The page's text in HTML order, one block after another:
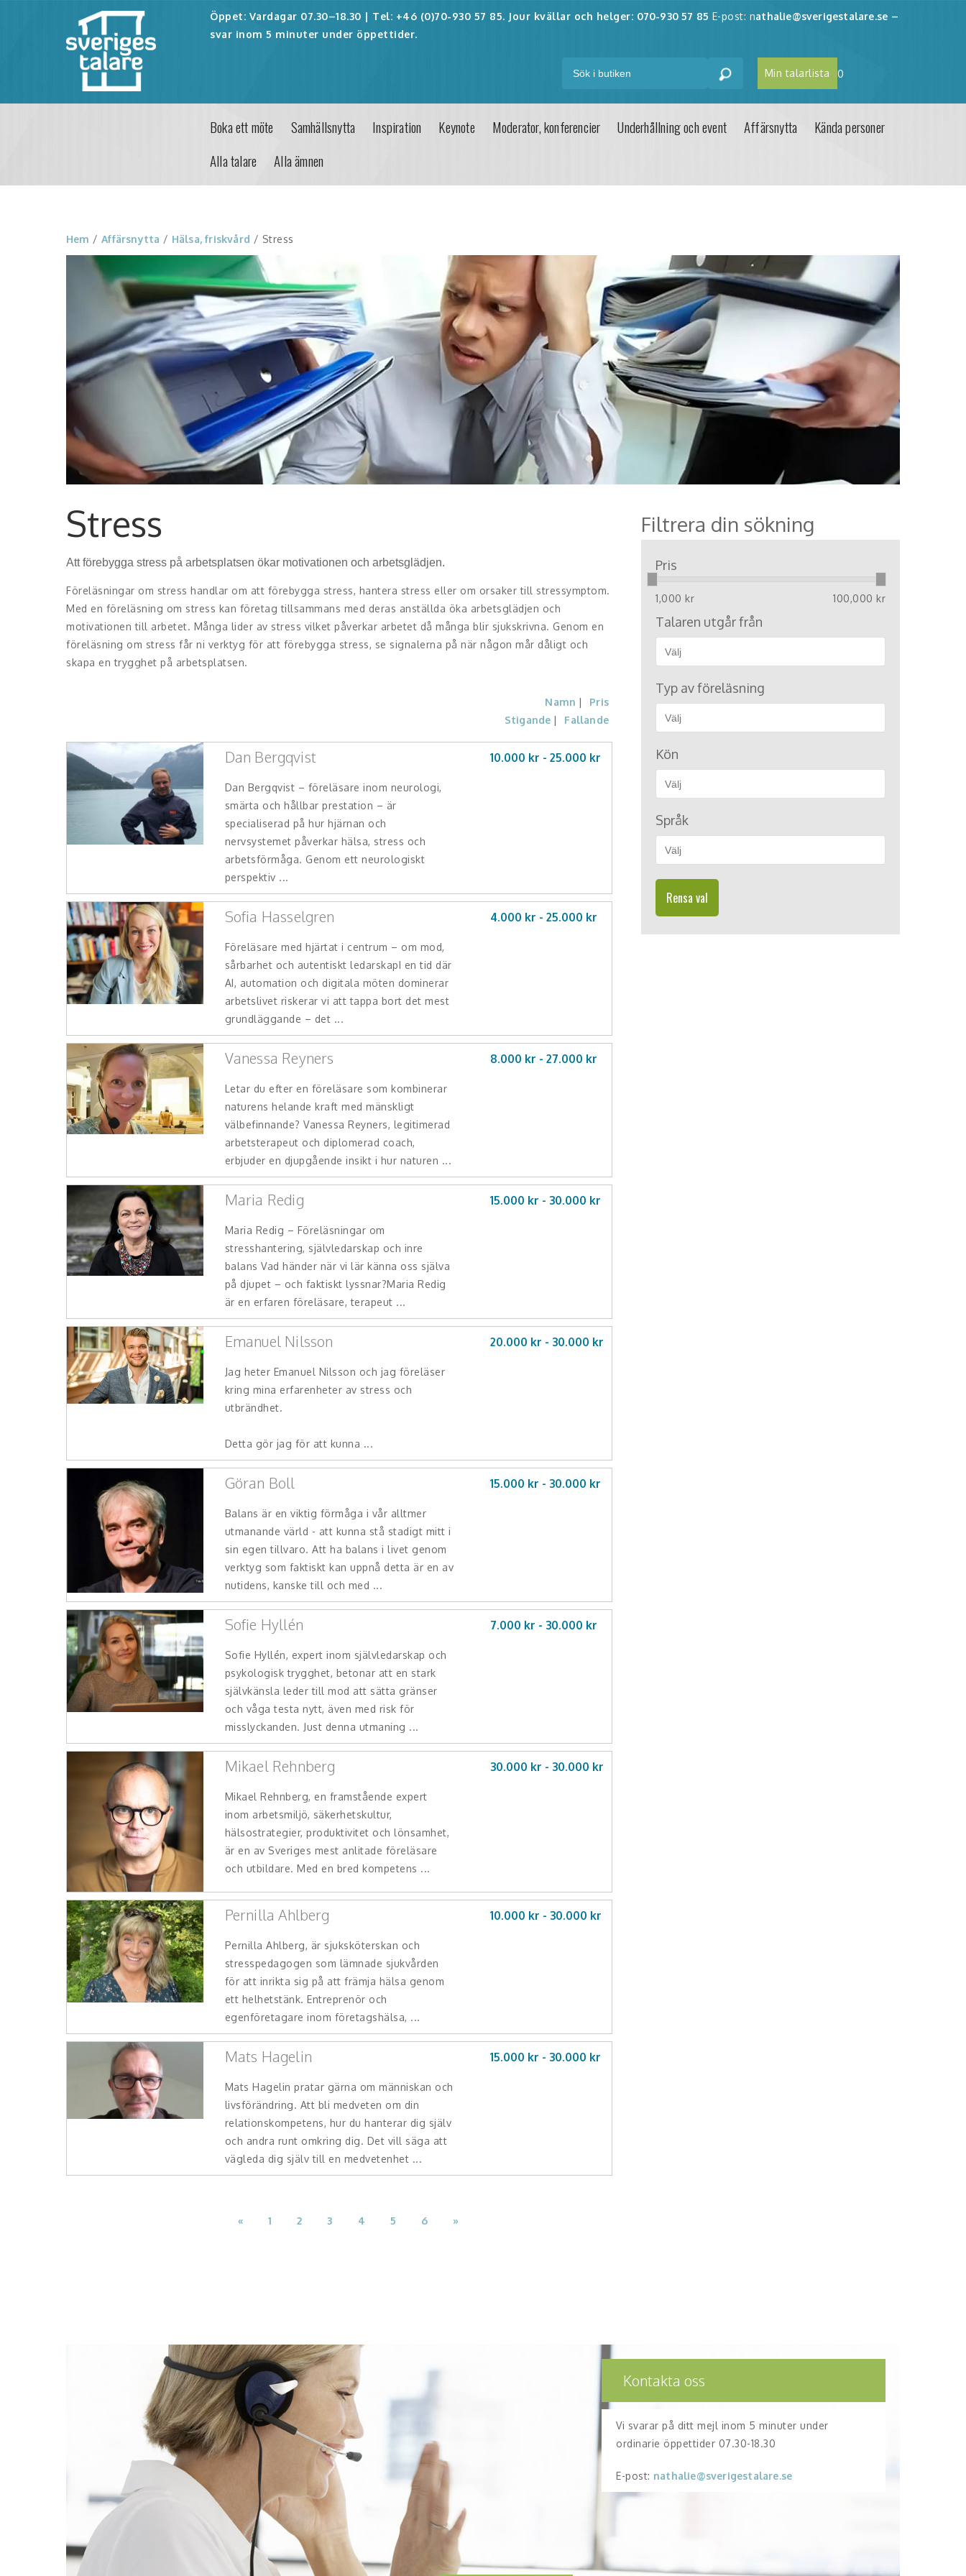
Öppet: Vardagar 07.30–18.30 | Tel: +46 (0)70-930 57 85. Jour kvällar och helger: 070-930 57 85 E-post: nathalie@sverigestalare.se –
svar inom 5 minuter under öppettider.
Min talarlista 0
Boka ett möte Samhällsnytta Inspiration Keynote Moderator, konferencier Underhållning och event Affärsnytta
Kända personer
Alla talare
Alla ämnen
Hem /Affärsnytta / Hälsa, friskvård / Stress
Stress
Att förebygga stress på arbetsplatsen ökar motivationen och arbetsglädjen.
Föreläsningar om stress handlar om att förebygga stress, hantera stress eller om orsaker till stressymptom.
Med en föreläsning om stress kan företag tillsammans med deras anställda öka arbetsglädjen och
motivationen till arbetet. Många lider av stress vilket påverkar arbetet då många blir sjukskrivna. Genom en
föreläsning om stress får ni verktyg för att förebygga stress, se signalerna på när någon mår dåligt och
skapa en trygghet på arbetsplatsen.
Namn
Pris
Stigande
Fallande
Dan Bergqvist
Dan Bergqvist – föreläsare inom neurologi,
smärta och hållbar prestation – är
specialiserad på hur hjärnan och
nervsystemet påverkar hälsa, stress och
arbetsförmåga. Genom ett neurologiskt
perspektiv ...
10.000 kr - 25.000 kr
Sofia Hasselgren
Föreläsare med hjärtat i centrum – om mod,
sårbarhet och autentiskt ledarskapI en tid där
AI, automation och digitala möten dominerar
arbetslivet riskerar vi att tappa bort det mest
grundläggande – det ...
4.000 kr - 25.000 kr
Vanessa Reyners
Letar du efter en föreläsare som kombinerar
naturens helande kraft med mänskligt
välbefinnande? Vanessa Reyners, legitimerad
arbetsterapeut och diplomerad coach,
erbjuder en djupgående insikt i hur naturen ...
8.000 kr - 27.000 kr
Maria Redig
Maria Redig – Föreläsningar om
stresshantering, självledarskap och inre
balans Vad händer när vi lär känna oss själva
på djupet – och faktiskt lyssnar?Maria Redig
är en erfaren föreläsare, terapeut ...
15.000 kr - 30.000 kr
Emanuel Nilsson
Jag heter Emanuel Nilsson och jag föreläser
kring mina erfarenheter av stress och
utbrändhet.
Detta gör jag för att kunna ...
20.000 kr - 30.000 kr
Göran Boll
Balans är en viktig förmåga i vår alltmer
utmanande värld - att kunna stå stadigt mitt i
sin egen tillvaro. Att ha balans i livet genom
verktyg som faktiskt kan uppnå detta är en av
nutidens, kanske till och med ...
15.000 kr - 30.000 kr
Sofie Hyllén
Sofie Hyllén, expert inom självledarskap och
psykologisk trygghet, betonar att en stark
självkänsla leder till mod att sätta gränser
och våga testa nytt, även med risk för
misslyckanden. Just denna utmaning ...
7.000 kr - 30.000 kr
Mikael Rehnberg
Mikael Rehnberg, en framstående expert
inom arbetsmiljö, säkerhetskultur,
hälsostrategier, produktivitet och lönsamhet,
är en av Sveriges mest anlitade föreläsare
och utbildare. Med en bred kompetens ...
30.000 kr - 30.000 kr
Pernilla Ahlberg
Pernilla Ahlberg, är sjuksköterskan och
stresspedagogen som lämnade sjukvården
för att inrikta sig på att främja hälsa genom
ett helhetstänk. Entreprenör och
egenföretagare inom företagshälsa, ...
10.000 kr - 30.000 kr
Mats Hagelin
Mats Hagelin pratar gärna om människan och
livsförändring. Att bli medveten om din
relationskompetens, hur du hanterar dig själv
och andra runt omkring dig. Det vill säga att
vägleda dig själv till en medvetenhet ...
15.000 kr - 30.000 kr
« 1 2 3 4 5 6 »
Filtrera din sökning
Pris
1,000 kr 100,000 kr
Talaren utgår från
Typ av föreläsning
Kön
Språk
Rensa val
Kontakta oss
Vi svarar på ditt mejl inom 5 minuter under
ordinarie öppettider 07.30-18.30
E-post: nathalie@sverigestalare.se